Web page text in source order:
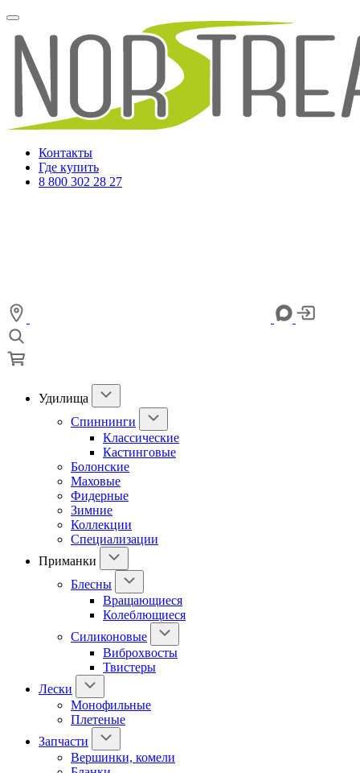
Контакты
Где купить
8 800 302 28 27
Удилища
Спиннинги
Классические
Кастинговые
Болонские
Маховые
Фидерные
Зимние
Коллекции
Специализации
Приманки
Блесны
Вращающиеся
Колеблющиеся
Силиконовые
Виброхвосты
Твистеры
Лески
Монофильные
Плетеные
Запчасти
Вершинки, комели